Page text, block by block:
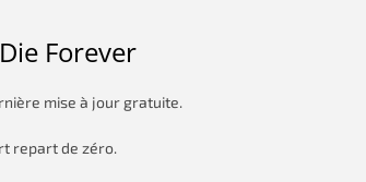
Forever
mise à jour gratuite.
repart de zéro.